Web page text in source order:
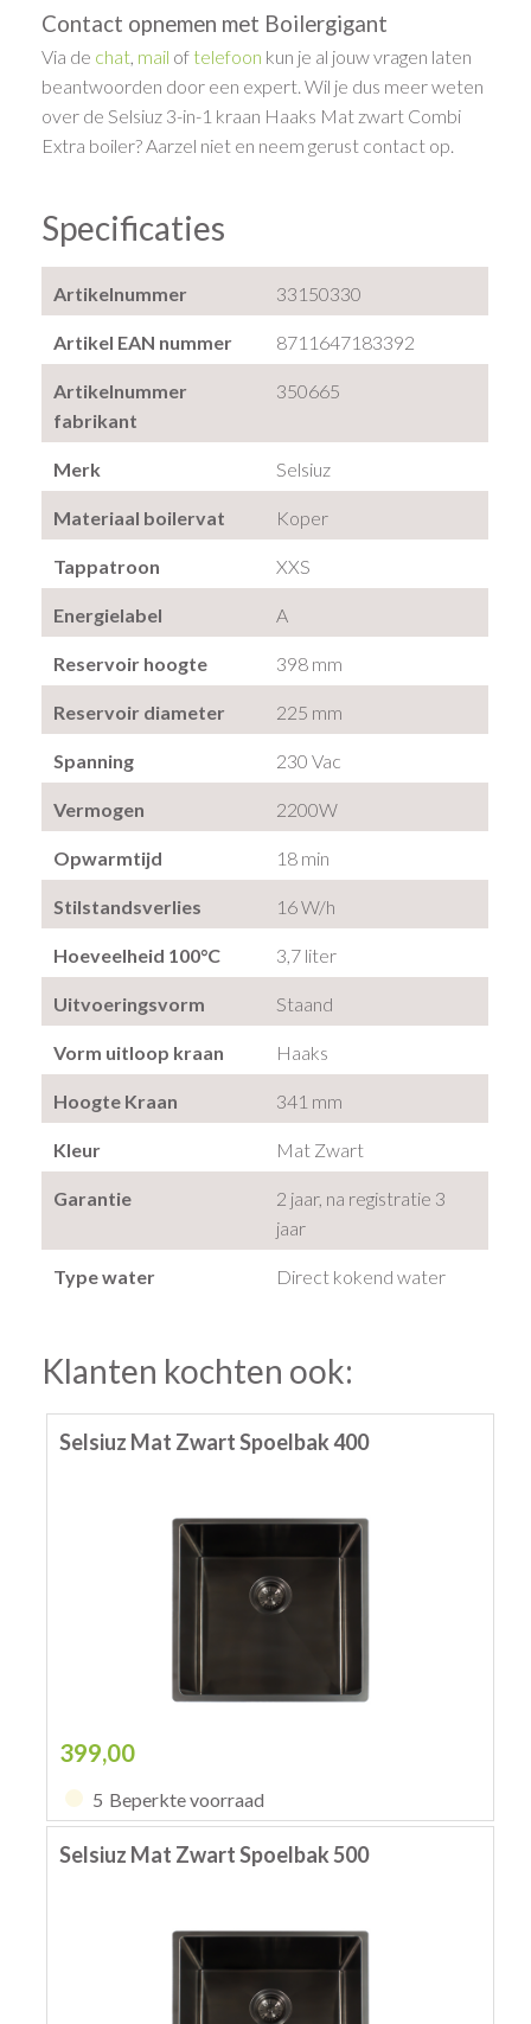
Contact opnemen met Boilergigant
Via de chat, mail of telefoon kun je al jouw vragen laten
beantwoorden door een expert. Wil je dus meer weten
over de Selsiuz 3-in-1 kraan Haaks Mat zwart Combi
Extra boiler? Aarzel niet en neem gerust contact op.
Specificaties
Artikelnummer 33150330
Artikel EAN nummer 8711647183392
Artikelnummer
fabrikant
350665
Merk Selsiuz
Materiaal boilervat Koper
Tappatroon XXS
Energielabel A
Reservoir hoogte 398 mm
Reservoir diameter 225 mm
Spanning 230 Vac
Vermogen 2200W
Opwarmtijd 18 min
Stilstandsverlies 16 W/h
Hoeveelheid 100°C 3,7 liter
Uitvoeringsvorm Staand
Vorm uitloop kraan Haaks
Hoogte Kraan 341 mm
Kleur Mat Zwart
Garantie
2 jaar, na registratie 3
jaar
Type water Direct kokend water
Klanten kochten ook:
Selsiuz Mat Zwart Spoelbak 400
399,00
5 Beperkte voorraad
Selsiuz Mat Zwart Spoelbak 500